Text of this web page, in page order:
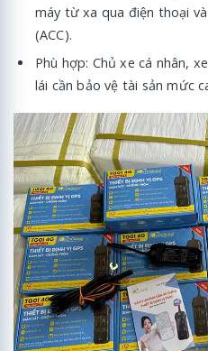
máy từ xa qua điện thoại
(ACC).
Phù hợp: Chủ xe cá nhân,
lái cần bảo vệ tài sản mức